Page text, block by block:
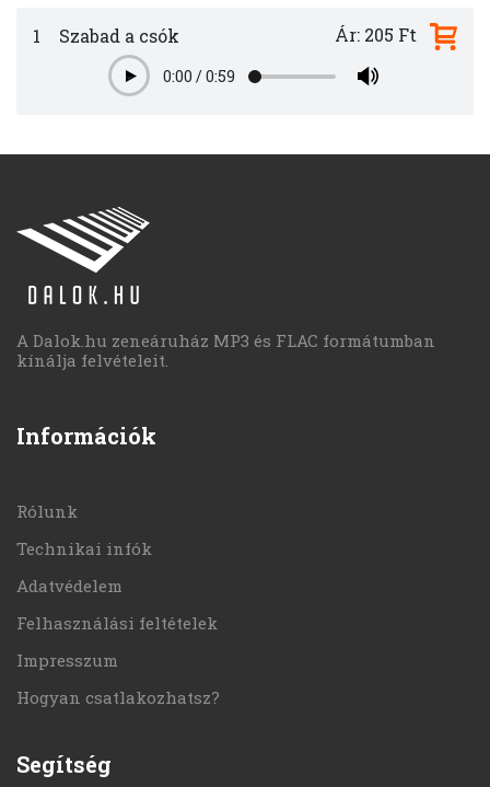
1 Szabad a csók
Play0:00 /0:59
Ár: 205 Ft
A Dalok.hu zeneáruház MP3 és FLAC formátumban
kínálja felvételeit.
Információk
Rólunk
Technikai infók
Adatvédelem
Felhasználási feltételek
Impresszum
Hogyan csatlakozhatsz?
Segítség